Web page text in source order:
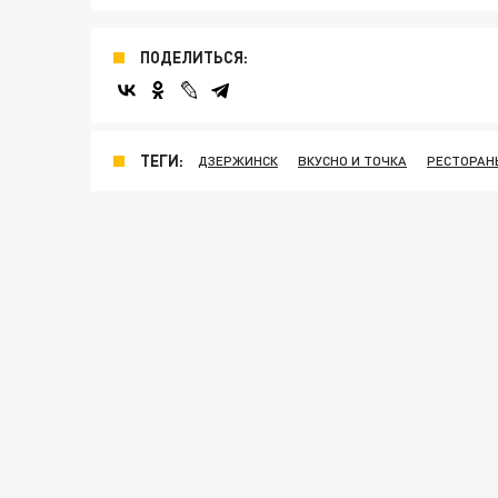
ПОДЕЛИТЬСЯ:
ТЕГИ: ДЗЕРЖИНСК ВКУСНО И ТОЧКА